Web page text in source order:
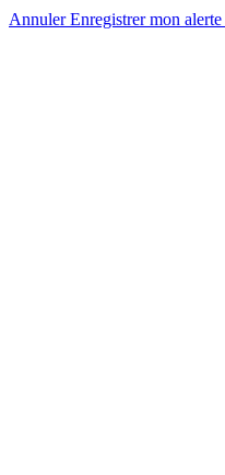
AnnulerEnregistrer mon alerte